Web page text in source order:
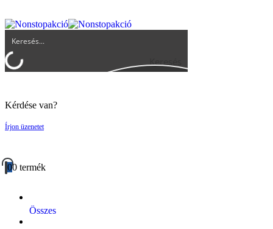
Keresés
Kérdése van?
Írjon üzenetet
00 termék
Összes